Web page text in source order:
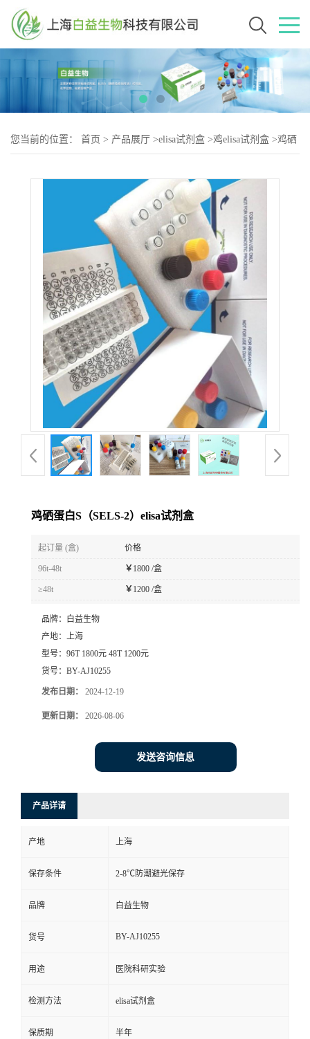
您当前的位置： 首页 > 产品展厅 >elisa试剂盒 >鸡elisa试剂盒 >鸡硒
鸡硒蛋白S（SELS-2）elisa试剂盒
起订量 (盒) 价格
96t-48t ￥ 1800 /盒
≥48t ￥ 1200 /盒
品牌：
白益生物
产地： 上海
型号： 96T 1800元 48T 1200元
货号： BY-AJ10255
发布日期： 2024-12-19
更新日期： 2026-08-06
发送咨询信息
产品详请
产地 上海
保存条件 2-8℃防潮避光保存
品牌 白益生物
货号 BY-AJ10255
用途 医院科研实验
检测方法 elisa试剂盒
保质期 半年